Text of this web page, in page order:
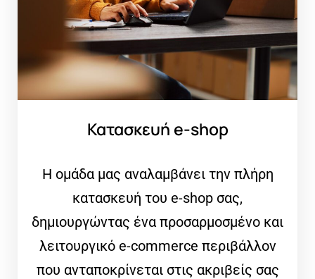
Κατασκευή e-shop
Η ομάδα μας αναλαμβάνει την πλήρη
κατασκευή του e-shop σας,
δημιουργώντας ένα προσαρμοσμένο και
λειτουργικό e-commerce περιβάλλον
που ανταποκρίνεται στις ακριβείς σας